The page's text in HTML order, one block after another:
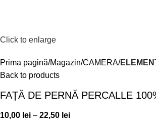
Click to enlarge
Prima pagină Magazin CAMERA
Back to products
FAȚĂ DE PERNĂ PERCALLE
10,00 lei – 22,50 lei